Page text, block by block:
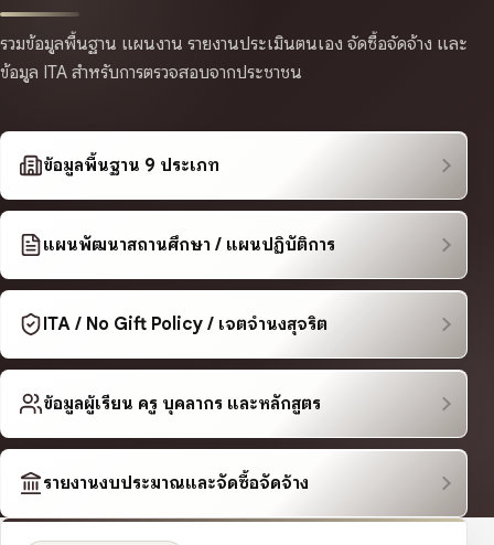
รวมข้อมูลพื้นฐาน แผนงาน รายงานประเมินตนเอง จัดซื้อจัดจ้าง และ
ข้อมูล ITA สำหรับการตรวจสอบจากประชาชน
ข้อมูลพื้นฐาน 9 ประเภท
แผนพัฒนาสถานศึกษา / แผนปฏิบัติการ
ITA / No Gift Policy / เจตจำนงสุจริต
ข้อมูลผู้เรียน ครู บุคลากร และหลักสูตร
รายงานงบประมาณและจัดซื้อจัดจ้าง